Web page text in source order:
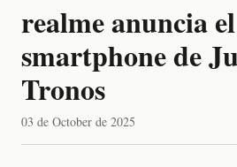
realme anuncia
smartphone de
Tronos
03 de October de 2025